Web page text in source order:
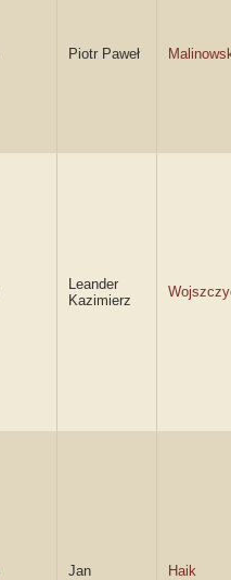
Piotr Paweł
Leander
Kazimierz
Jan Haik